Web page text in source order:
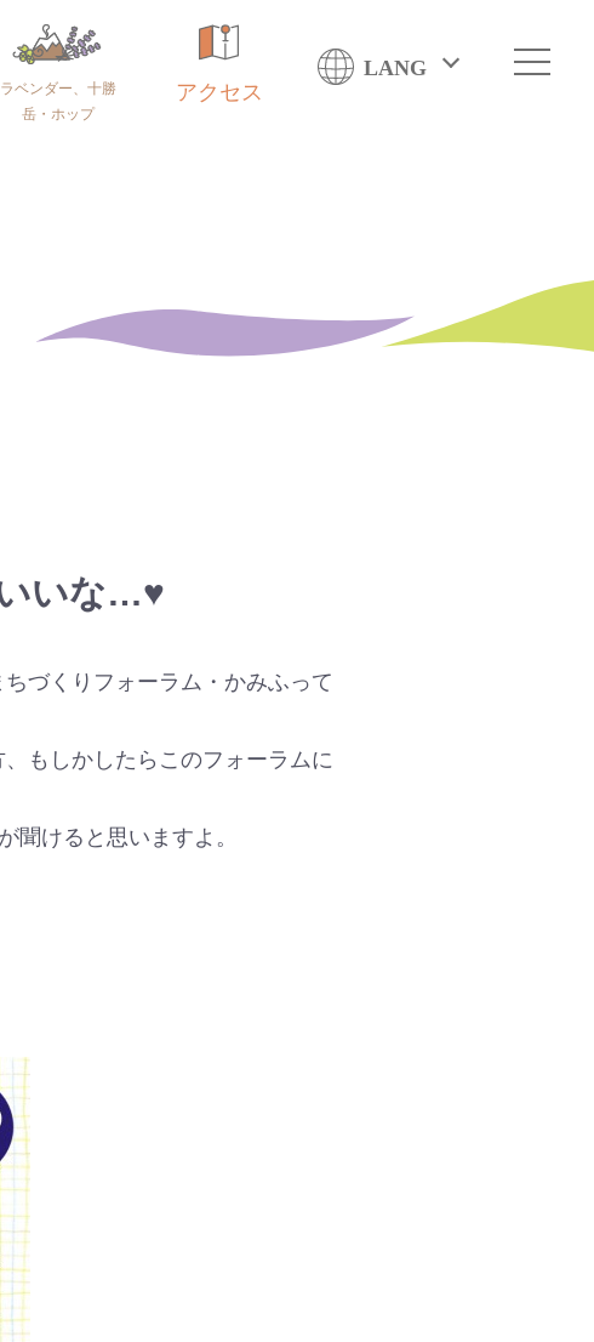
ラベンダー、十勝
岳・ホップ
アクセス
LANG
いな…♥
づくりフォーラム・かみふって
もしかしたらこのフォーラムに
けると思いますよ。